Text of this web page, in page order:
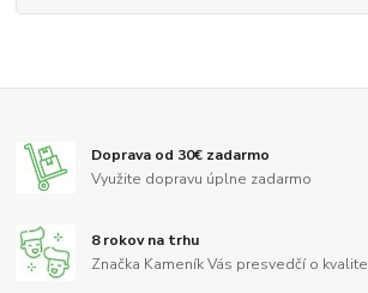
Doprava od 30€ zadarmo
Využite dopravu úplne zadarmo
8 rokov na trhu
Značka Kameník Vás presvedčí o kvalite